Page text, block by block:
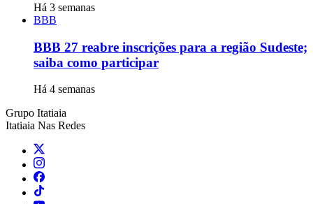
Há 3 semanas
BBB
BBB 27 reabre inscrições para a região Sudeste;
saiba como participar
Há 4 semanas
Grupo Itatiaia
Itatiaia Nas Redes